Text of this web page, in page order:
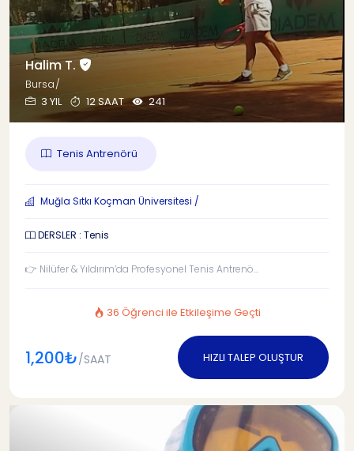
Halim T.
Bursa/
3 YIL
12 SAAT 241
Tenis Antrenörü
Muğla Sıtkı Koçman Üniversitesi /
DERSLER : Tenis
👉 Nilüfer & Yıldırım’da Profesyonel Tenis Antrenö...
36 Öğrenci ile Etkileşime Geçti
1,200₺/SAAT HIZLI TALEP OLUŞTUR